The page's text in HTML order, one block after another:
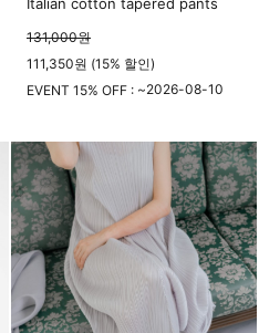
131,000원
111,350원 (15% 할인)
EVENT 15% OFF : ~2026-08-10